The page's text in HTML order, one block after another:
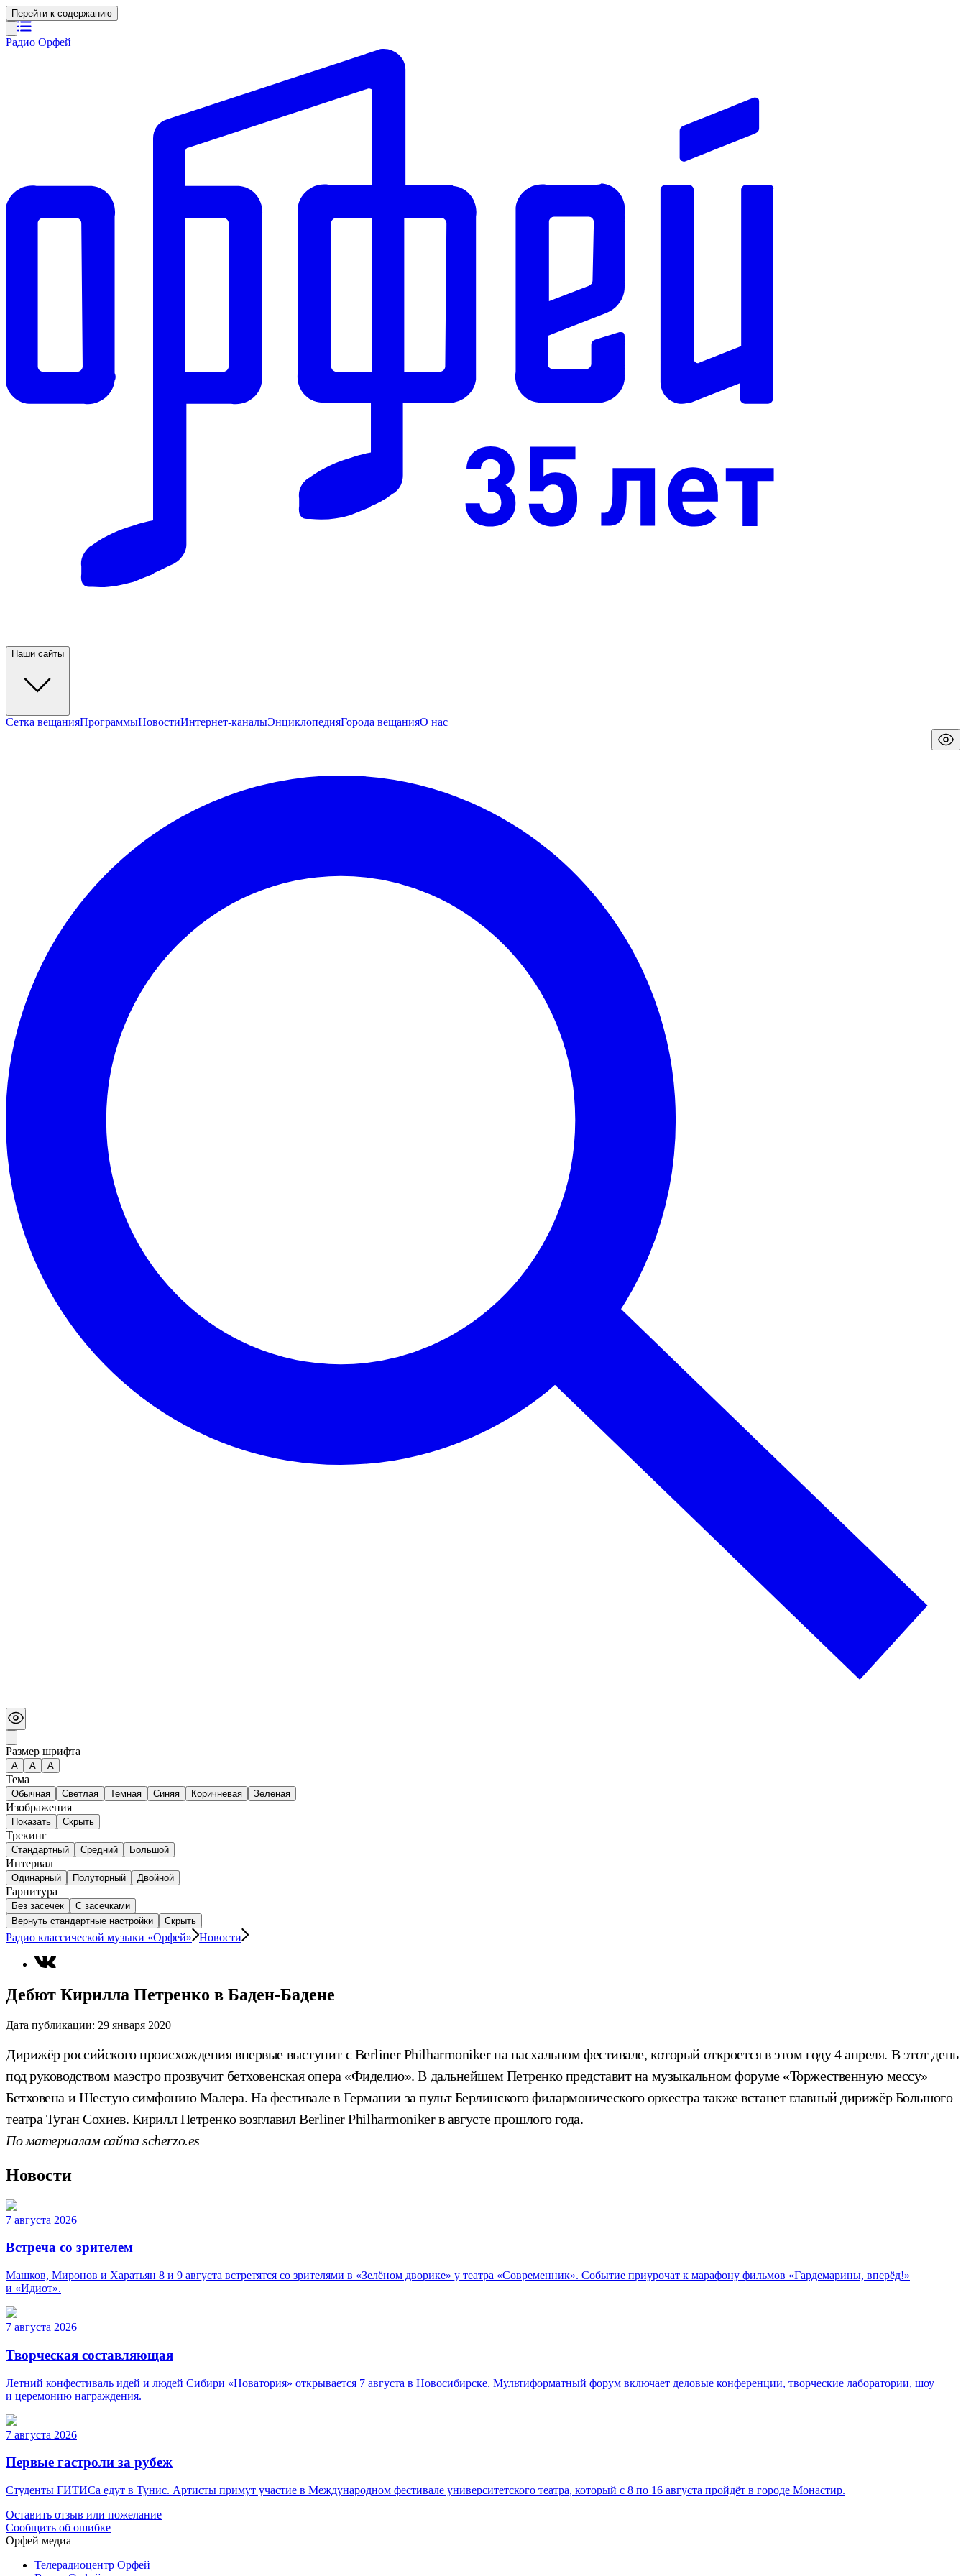
Перейти к содержанию
Радио Орфей
Наши сайты
Сетка вещанияПрограммыНовостиИнтернет-каналыЭнциклопедияГорода вещанияО нас
Размер шрифта
А A A
Тема
Обычная Светлая Темная Синяя Коричневая Зеленая
Изображения
Показать Скрыть
Трекинг
Стандартный Средний Большой
Интервал
Одинарный Полуторный Двойной
Гарнитура
Без засечек
С засечками
Вернуть стандартные настройки
Скрыть
Радио классической музыки «Орфей» Новости
Дебют Кирилла Петренко в Баден-Бадене
Дата публикации: 29 января 2020
Дирижёр российского происхождения впервые выступит с Berliner Philharmoniker на пасхальном фестивале, который откроется в этом году 4 апреля. В этот день
под руководством маэстро прозвучит бетховенская опера «Фиделио». В дальнейшем Петренко представит на музыкальном форуме «Торжественную мессу»
Бетховена и Шестую симфонию Малера. На фестивале в Германии за пульт Берлинского филармонического оркестра также встанет главный дирижёр Большого
театра Туган Сохиев. Кирилл Петренко возглавил Berliner Philharmoniker в августе прошлого года.
По материалам сайта scherzo.es
Новости
7 августа 2026
Встреча со зрителем
Машков, Миронов и Харатьян 8 и 9 августа встретятся со зрителями в «Зелёном дворике» у театра «Современник». Событие приурочат к марафону фильмов «Гардемарины, вперёд!»
и «Идиот».
7 августа 2026
Творческая составляющая
Летний конфестиваль идей и людей Сибири «Новатория» открывается 7 августа в Новосибирске. Мультиформатный форум включает деловые конференции, творческие лаборатории, шоу
и церемонию награждения.
7 августа 2026
Первые гастроли за рубеж
Студенты ГИТИСа едут в Тунис. Артисты примут участие в Международном фестивале университетского театра, который с 8 по 16 августа пройдёт в городе Монастир.
Оставить отзыв или пожелание
Сообщить об ошибке
Орфей медиа
Телерадиоцентр Орфей